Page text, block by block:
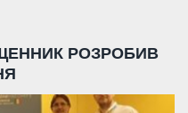
РОЗРОБИВ